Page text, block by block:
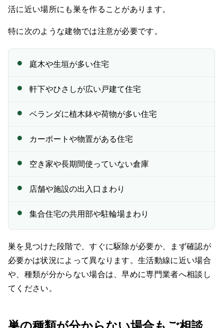
活に近い場所にも巣を作ることがあります。
特に次のような建物では注意が必要です。
庭木や生垣が多い住宅
軒下やひさしが広い戸建て住宅
ベランダに植木鉢や荷物が多い住宅
カーポートや物置がある住宅
空き家や長期間使っていない倉庫
店舗や施設の出入口まわり
集合住宅の共用部や駐輪場まわり
巣を見つけた段階で、すぐに駆除が必要か、まず確認が
必要かは状況によって異なります。生活動線に近い場合
や、種類が分からない場合は、早めに専門業者へ相談し
てください。